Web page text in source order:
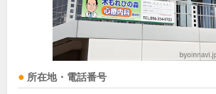
所在地・電話番号